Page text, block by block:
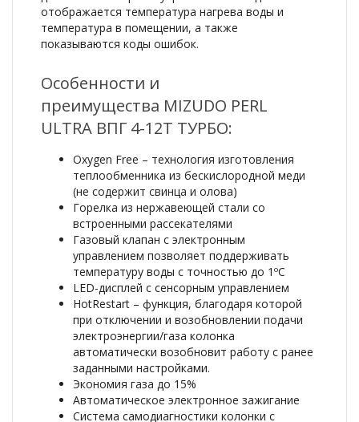
отображается температура нагрева воды и
температура в помещении, а также
показываются коды ошибок.
Особенности и
преимущества MIZUDO PERL
ULTRA ВПГ 4-12Т ТУРБО:
Oxygen Free – технология изготовления
теплообменника из бескислородной меди
(не содержит свинца и олова)
Горелка из нержавеющей стали со
встроенными рассекателями
Газовый клапан с электронным
управлением позволяет поддерживать
температуру воды с точностью до 1ºC
LED-дисплей с сенсорным управлением
HotRestart – функция, благодаря которой
при отключении и возобновлении подачи
электроэнергии/газа колонка
автоматически возобновит работу с ранее
заданными настройками.
Экономия газа до 15%
Автоматическое электронное зажигание
Система самодиагностики колонки с